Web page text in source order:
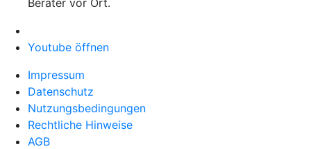
Youtube öffnen
Impressum
Datenschutz
Nutzungsbedingungen
Rechtliche Hinweise
AGB